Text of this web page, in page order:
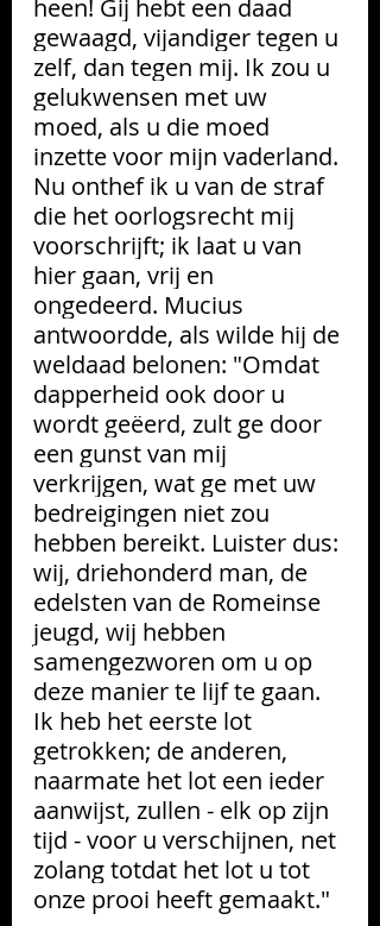
heen! Gij hebt een daad
gewaagd, vijandiger tegen u
zelf, dan tegen mij. Ik zou u
gelukwensen met uw
moed, als u die moed
inzette voor mijn vaderland.
Nu onthef ik u van de straf
die het oorlogsrecht mij
voorschrijft; ik laat u van
hier gaan, vrij en
ongedeerd. Mucius
antwoordde, als wilde hij de
weldaad belonen: "Omdat
dapperheid ook door u
wordt geëerd, zult ge door
een gunst van mij
verkrijgen, wat ge met uw
bedreigingen niet zou
hebben bereikt. Luister dus:
wij, driehonderd man, de
edelsten van de Romeinse
jeugd, wij hebben
samengezworen om u op
deze manier te lijf te gaan.
Ik heb het eerste lot
getrokken; de anderen,
naarmate het lot een ieder
aanwijst, zullen - elk op zijn
tijd - voor u verschijnen, net
zolang totdat het lot u tot
onze prooi heeft gemaakt."